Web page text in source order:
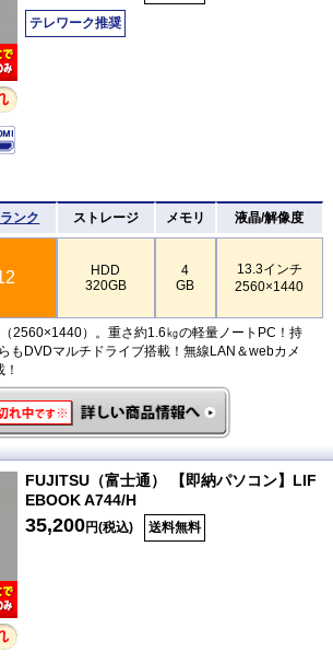
テレワーク推奨
ンク ストレージ メモリ 液晶/解像度
HDD
320GB
4
GB
13.3インチ
2560×1440
2560×1440）。重さ約1.6㎏の軽量ノートPC！持
もDVDマルチドライブ搭載！無線LAN＆webカメ
FUJITSU（富士通） 【即納パソコン】LIF
EBOOK A744/H
35,200円(税込) 送料無料